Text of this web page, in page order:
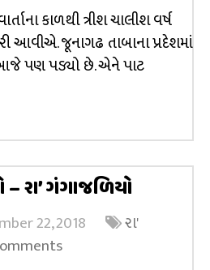
કાળથી ત્રીશ ચાલીશ વર્ષ
આવીએ. જૂનાગઢ તાબાના પ્રદેશમાં
પણ પડ્યો છે. એને પાટ
– રા’ ગંગાજળિયો
22, 2018
રા'